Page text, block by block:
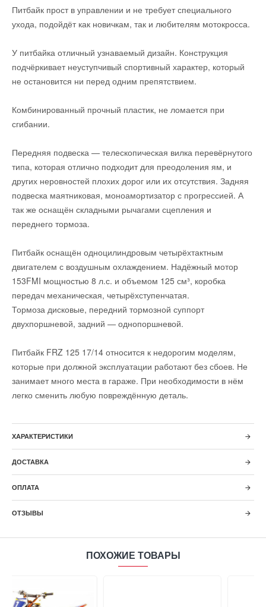
Питбайк прост в управлении и не требует специального
ухода, подойдёт как новичкам, так и любителям мотокросса.
У питбайка отличный узнаваемый дизайн. Конструкция
подчёркивает неуступчивый спортивный характер, который
не остановится ни перед одним препятствием.
Комбинированный прочный пластик, не ломается при
сгибании.
Передняя подвеска — телескопическая вилка перевёрнутого
типа, которая отлично подходит для преодоления ям, и
других неровностей плохих дорог или их отсутствия. Задняя
подвеска маятниковая, моноамортизатор с прогрессией. А
так же оснащён складными рычагами сцепления и
переднего тормоза.
Питбайк оснащён одноцилиндровым четырёхтактным
двигателем с воздушным охлаждением. Надёжный мотор
153FMI мощностью 8 л.с. и объемом 125 см³, коробка
передач механическая, четырёхступенчатая.
Тормоза дисковые, передний тормозной суппорт
двухпоршневой, задний — однопоршневой.
Питбайк FRZ 125 17/14 относится к недорогим моделям,
которые при должной эксплуатации работают без сбоев. Не
занимает много места в гараже. При необходимости в нём
легко сменить любую повреждённую деталь.
ХАРАКТЕРИСТИКИ
ДОСТАВКА
ОПЛАТА
ОТЗЫВЫ
ПОХОЖИЕ ТОВАРЫ